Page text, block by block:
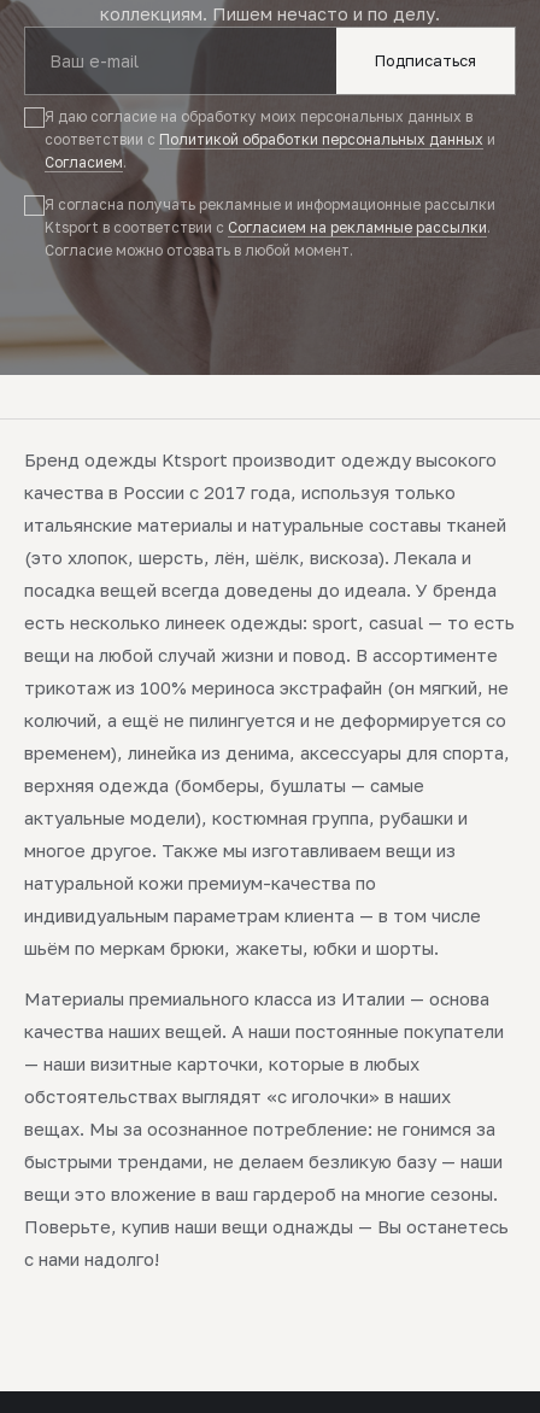
коллекциям. Пишем нечасто и по делу.
Подписаться
Я даю согласие на обработку моих персональных данных в
соответствии с Политикой обработки персональных данных и
Согласием.
Я согласна получать рекламные и информационные рассылки
Ktsport в соответствии с Согласием на рекламные рассылки.
Согласие можно отозвать в любой момент.
Бренд одежды Ktsport производит одежду высокого
качества в России с 2017 года, используя только
итальянские материалы и натуральные составы тканей
(это хлопок, шерсть, лён, шёлк, вискоза). Лекала и
посадка вещей всегда доведены до идеала. У бренда
есть несколько линеек одежды: sport, casual — то есть
вещи на любой случай жизни и повод. В ассортименте
трикотаж из 100% мериноса экстрафайн (он мягкий, не
колючий, а ещё не пилингуется и не деформируется со
временем), линейка из денима, аксессуары для спорта,
верхняя одежда (бомберы, бушлаты — самые
актуальные модели), костюмная группа, рубашки и
многое другое. Также мы изготавливаем вещи из
натуральной кожи премиум-качества по
индивидуальным параметрам клиента — в том числе
шьём по меркам брюки, жакеты, юбки и шорты.
Материалы премиального класса из Италии — основа
качества наших вещей. А наши постоянные покупатели
— наши визитные карточки, которые в любых
обстоятельствах выглядят «с иголочки» в наших
вещах. Мы за осознанное потребление: не гонимся за
быстрыми трендами, не делаем безликую базу — наши
вещи это вложение в ваш гардероб на многие сезоны.
Поверьте, купив наши вещи однажды — Вы останетесь
с нами надолго!